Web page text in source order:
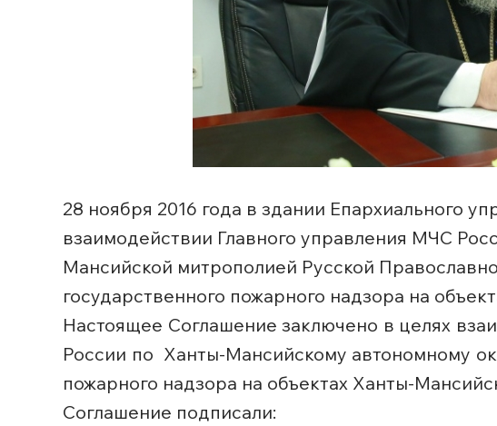
28 ноября 2016 года в здании Епархиального
взаимодействии Главного управления МЧС
Мансийской митрополией Русской
государственного пожарного надзора на
Настоящее Соглашение заключено в целях
России по Ханты-Мансийскому автономному
пожарного надзора на объектах Ханты-
Соглашение подписали: